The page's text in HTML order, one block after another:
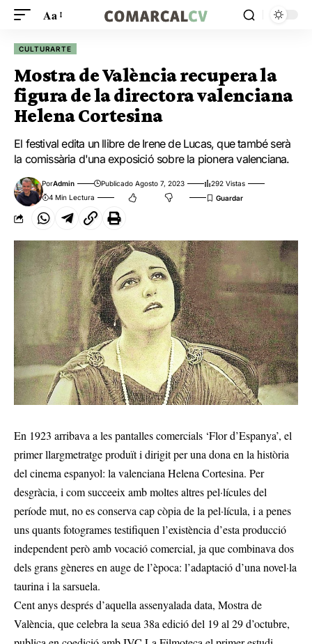
Aa
CULTURARTE
Mostra de València recupera la
figura de la directora valenciana
Helena Cortesina
El festival edita un llibre de Irene de Lucas, que també serà
la comissària d'una exposició sobre la pionera valenciana.
PorAdmin Publicado Agosto 7, 2023
292 Vistas
4 Min Lectura
En 1923 arribava a les pantalles comercials ‘Flor d’Espanya’, el
primer llargmetratge produït i dirigit per una dona en la història
del cinema espanyol: la valenciana Helena Cortesina. Per
desgràcia, i com succeeix amb moltes altres pel·lícules del
període mut, no es conserva cap còpia de la pel·lícula, i a penes
uns quants fotogrames testifiquen l’existència d’esta producció
independent però amb vocació comercial, ja que combinava dos
dels grans gèneres en auge de l’època: l’adaptació d’una novel·la
taurina i la sarsuela.
Cent anys després d’aquella assenyalada data, Mostra de
València, que celebra la seua 38a edició del 19 al 29 d’octubre,